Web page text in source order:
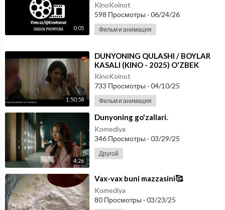
0:05
KinoKoinot
598 Просмотры · 06/24/26
Фильм и анимация
1:50:58
⁣DUNYONING QULASHI / BOYLAR
KASALI (KINO - 2025) O'ZBEK
TILIDA
KinoKoinot
733 Просмотры · 04/10/25
Фильм и анимация
4:26
⁣Dunyoning go'zallari.
Komediya
346 Просмотры · 03/29/25
Другой
⁣Vax-vax buni mazzasini🥰
Komediya
80 Просмотры · 03/23/25